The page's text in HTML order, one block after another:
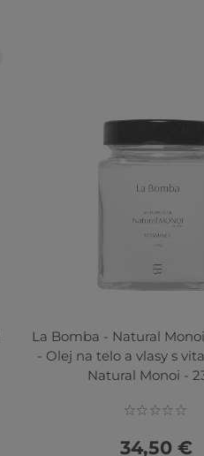
La Bomba - Natural
- Olej na telo a vlasy s
Natural Monoi -
34,50 €